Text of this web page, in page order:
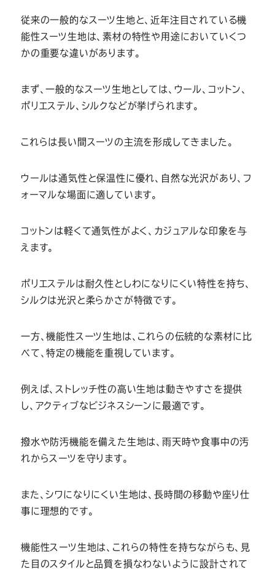
従来の一般的なスーツ生地と、近年注目されている機
能性スーツ生地は、素材の特性や用途においていくつ
かの重要な違いがあります。
まず、一般的なスーツ生地としては、ウール、コットン、
ポリエステル、シルクなどが挙げられます。
これらは長い間スーツの主流を形成してきました。
ウールは通気性と保温性に優れ、自然な光沢があり、フ
ォーマルな場面に適しています。
コットンは軽くて通気性がよく、カジュアルな印象を与
えます。
ポリエステルは耐久性としわになりにくい特性を持ち、
シルクは光沢と柔らかさが特徴です。
一方、機能性スーツ生地は、これらの伝統的な素材に比
べて、特定の機能を重視しています。
例えば、ストレッチ性の高い生地は動きやすさを提供
し、アクティブなビジネスシーンに最適です。
撥水や防汚機能を備えた生地は、雨天時や食事中の汚
れからスーツを守ります。
また、シワになりにくい生地は、長時間の移動や座り仕
事に理想的です。
機能性スーツ生地は、これらの特性を持ちながらも、見
た目のスタイルと品質を損なわないように設計されて